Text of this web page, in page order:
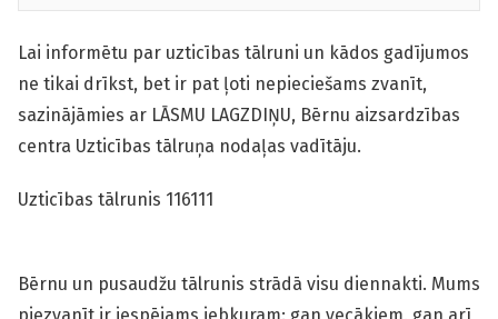
Lai informētu par uzticības tālruni un kādos gadījumos
ne tikai drīkst, bet ir pat ļoti nepieciešams zvanīt,
sazinājāmies ar LĀSMU LAGZDIŅU, Bērnu aizsardzības
centra Uzticības tālruņa nodaļas vadītāju.
Uzticības tālrunis 116111
Bērnu un pusaudžu tālrunis strādā visu diennakti. Mums